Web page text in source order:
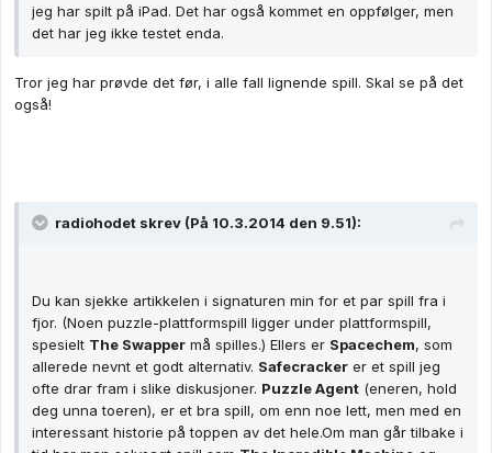
jeg har spilt på iPad. Det har også kommet en oppfølger, men
det har jeg ikke testet enda.
Tror jeg har prøvde det før, i alle fall lignende spill. Skal se på det
også!
radiohodet skrev (På 10.3.2014 den 9.51):
Du kan sjekke artikkelen i signaturen min for et par spill fra i
fjor. (Noen puzzle-plattformspill ligger under plattformspill,
spesielt The Swapper må spilles.) Ellers er Spacechem, som
allerede nevnt et godt alternativ. Safecracker er et spill jeg
ofte drar fram i slike diskusjoner. Puzzle Agent (eneren, hold
deg unna toeren), er et bra spill, om enn noe lett, men med en
interessant historie på toppen av det hele.Om man går tilbake i